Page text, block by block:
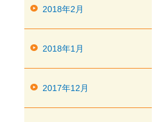
2018年2月
2018年1月
2017年12月